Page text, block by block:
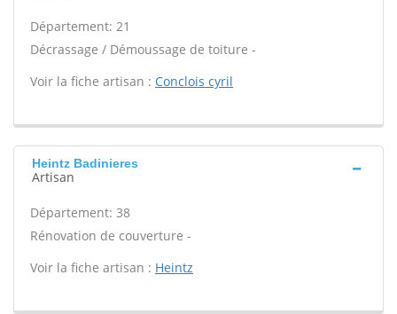
Département: 21
Décrassage / Démoussage de toiture -
Voir la fiche artisan : Conclois cyril
Heintz Badinieres
Artisan
Département: 38
Rénovation de couverture -
Voir la fiche artisan : Heintz